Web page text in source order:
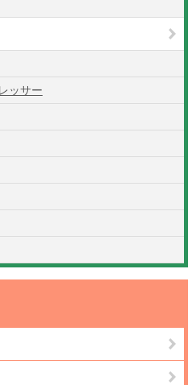
ッサー